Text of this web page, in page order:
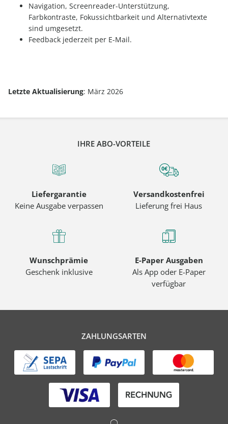
Navigation, Screenreader-Unterstützung,
Farbkontraste, Fokussichtbarkeit und Alternativtexte
sind umgesetzt.
Feedback jederzeit per E-Mail.
Letzte Aktualisierung: März 2026
IHRE ABO-VORTEILE
Liefergarantie
Keine Ausgabe verpassen
Versandkostenfrei
Lieferung frei Haus
Wunschprämie
Geschenk inklusive
E-Paper Ausgaben
Als App oder E-Paper
verfügbar
ZAHLUNGSARTEN